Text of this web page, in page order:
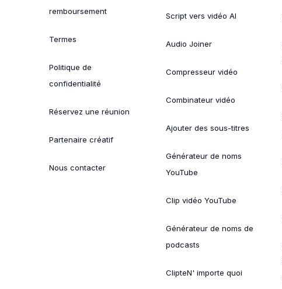
remboursement
Termes
Politique de
confidentialité
Réservez une réunion
Partenaire créatif
Nous contacter
Script vers vidéo AI
Audio Joiner
Compresseur vidéo
Combinateur vidéo
Ajouter des sous-titres
Générateur de noms
YouTube
Clip vidéo YouTube
Générateur de noms de
podcasts
ClipteN' importe quoi